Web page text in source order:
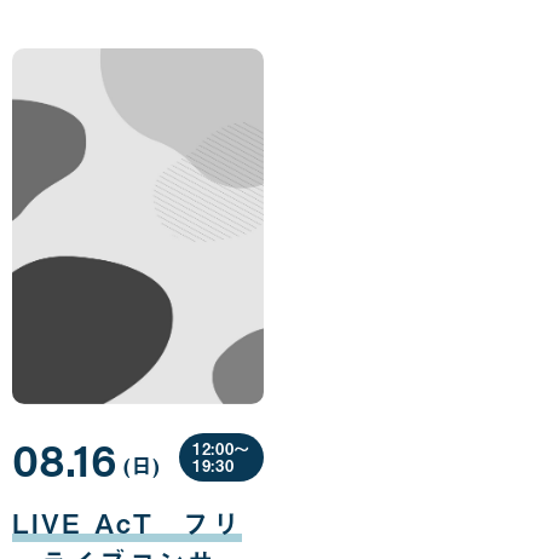
LIVE AcT フリ
08.16
月
16
日
(日曜
日
)
12:00〜
19:30